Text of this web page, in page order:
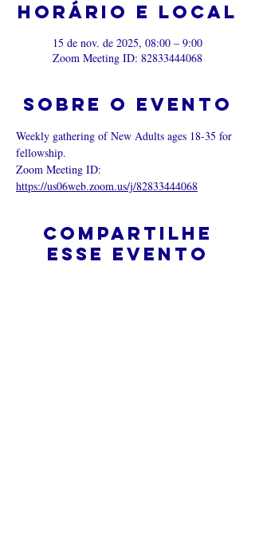
Horário e local
15 de nov. de 2025, 08:00 – 9:00
Zoom Meeting ID: 82833444068
Sobre o evento
Weekly gathering of New Adults ages 18-35 for
fellowship.
Zoom Meeting ID:
https://us06web.zoom.us/j/82833444068
Compartilhe
esse evento